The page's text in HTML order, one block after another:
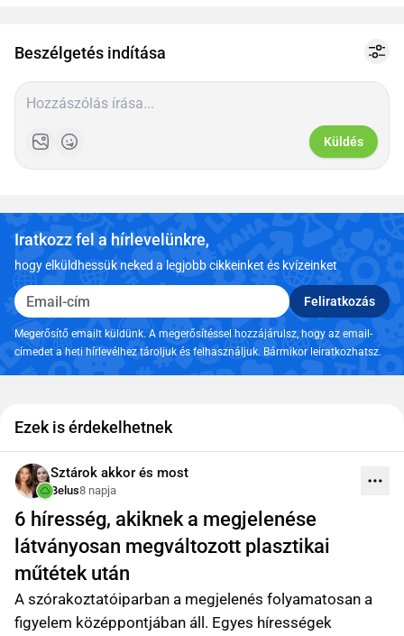
Beszélgetés indítása
Küldés
Iratkozz fel a hírlevelünkre,
hogy elküldhessük neked a legjobb cikkeinket és kvízeinket
Email-cím Feliratkozás
Megerősítő emailt küldünk. A megerősítéssel hozzájárulsz, hogy az email-
címedet a heti hírlevélhez tároljuk és felhasználjuk. Bármikor leiratkozhatsz.
Ezek is érdekelhetnek
Sztárok akkor és most
Belus8 napja
6 híresség, akiknek a megjelenése
látványosan megváltozott plasztikai
műtétek után
A szórakoztatóiparban a megjelenés folyamatosan a
figyelem középpontjában áll. Egyes hírességek